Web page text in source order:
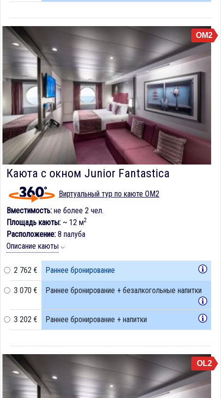
OM2
Каюта с окном Junior Fantastica
Виртуальный тур по каюте OM2
Вместимость: не более 2 чел.
Площадь каюты: ~ 12 м2
Расположение: 8 палуба
Описание каюты
2 762 € Раннее бронирование
3 070 € Раннее бронирование + безалкогольные напитки
3 202 € Раннее бронирование + напитки
OL2